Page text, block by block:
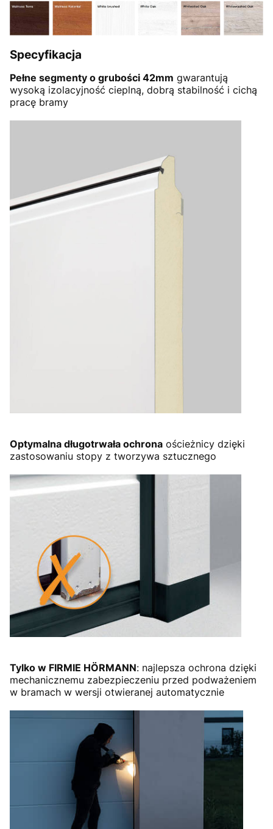
Specyfikacja
Pełne segmenty o grubości 42mm gwarantują
wysoką izolacyjność cieplną, dobrą stabilność i cichą
pracę bramy
Optymalna długotrwała ochrona ościeżnicy dzięki
zastosowaniu stopy z tworzywa sztucznego
Tylko w FIRMIE HÖRMANN: najlepsza ochrona dzięki
mechanicznemu zabezpieczeniu przed podważeniem
w bramach w wersji otwieranej automatycznie